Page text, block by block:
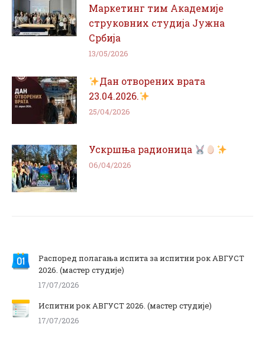
Маркетинг тим Академије
струковних студија Јужна
Србија
13/05/2026
Дан отворених врата
23.04.2026.
25/04/2026
Ускршња радионица
06/04/2026
Распоред полагања испита за испитни рок АВГУСТ
2026. (мастер студије)
17/07/2026
Испитни рок АВГУСТ 2026. (мастер студије)
17/07/2026